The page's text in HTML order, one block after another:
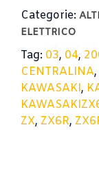
/
ECU
ZX6R
03-
04
quantità
Categorie:
ELETTRICO
Tag: 03, 04,
CENTRALINA,
KAWASAKI,
ZX, ZX6R,